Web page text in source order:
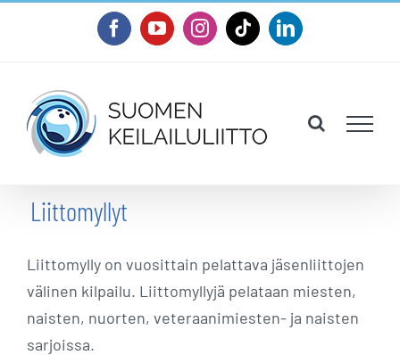
FacebookYouTubeInstagram
TiktokLinkedIn
Liittomyllyt
Liittomylly on vuosittain pelattava jäsenliittojen
välinen kilpailu. Liittomyllyjä pelataan miesten,
naisten, nuorten, veteraanimiesten- ja naisten
sarjoissa.